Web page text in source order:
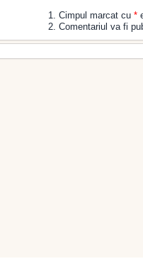
1. Cimpul marcat cu *
2. Comentariul va fi